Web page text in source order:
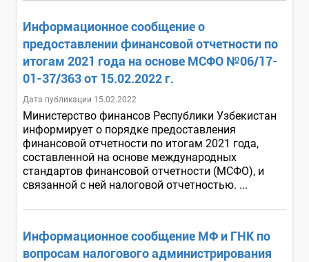
Информационное сообщение о
предоставлении финансовой отчетности по
итогам 2021 года на основе МСФО №06/17-
01-37/363 от 15.02.2022 г.
Дата публикации 15.02.2022
Министерство финансов Республики Узбекистан
информирует о порядке предоставления
финансовой отчетности по итогам 2021 года,
составленной на основе международных
стандартов финансовой отчетности (МСФО), и
связанной с ней налоговой отчетностью. ...
Информационное сообщение МФ и ГНК по
вопросам налогового администрирования